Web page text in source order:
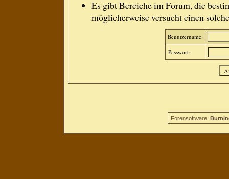
Es gibt Bereiche im Forum, die
möglicherweise versucht einen
Benutzername:
Passwort:
Forensoftware: